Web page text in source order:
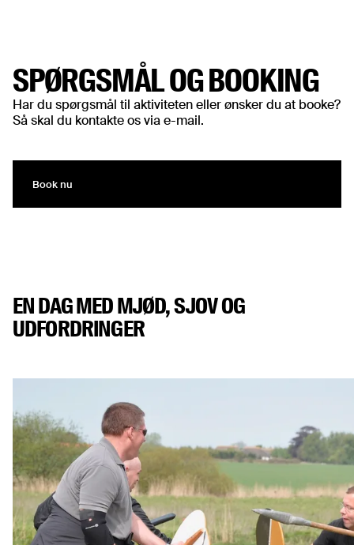
SPØRGSMÅL OG BOOKING
Har du spørgsmål til aktiviteten eller ønsker du at booke?
Så skal du kontakte os via e-mail.
Book nu
EN DAG MED MJØD, SJOV OG
UDFORDRINGER